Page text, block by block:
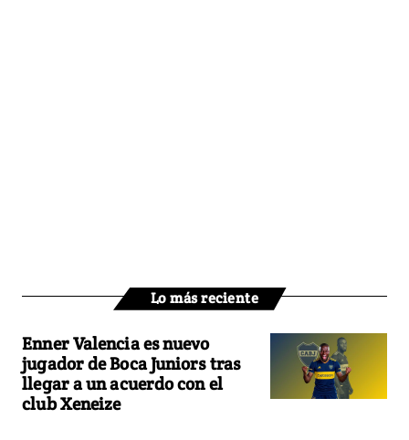
Lo más reciente
Enner Valencia es nuevo
jugador de Boca Juniors tras
llegar a un acuerdo con el
club Xeneize